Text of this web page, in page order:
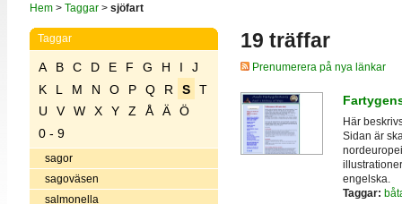
Hem> Taggar> sjöfart
Taggar
A B C D E F G H I
J
K
L M N O P Q R S
T
U
V W X Y Z Å Ä
Ö
0 - 9
sagor
sagoväsen
salmonella
19 träffar
Prenumerera på nya länkar
Här
Sidan är
engelska.
Taggar: